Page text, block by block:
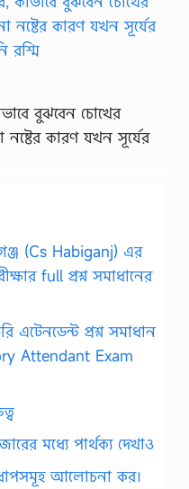
বুঝবেন চোখের
নষ্টের কারণ যখন সূর্যের
(Cs Habiganj) এর
full প্রশ্ন সমাধানের
এটেনডেন্ট প্রশ্ন সমাধান
Attendant Exam
মধ্যে পার্থক্য দেখাও
ধাপসমূহ আলোচনা কর।